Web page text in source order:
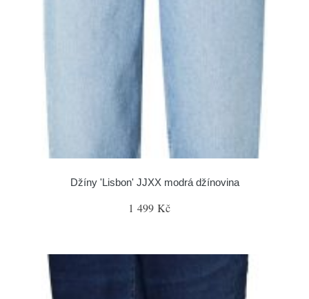
Džíny 'Lisbon' JJXX modrá džínovina
1 499 Kč